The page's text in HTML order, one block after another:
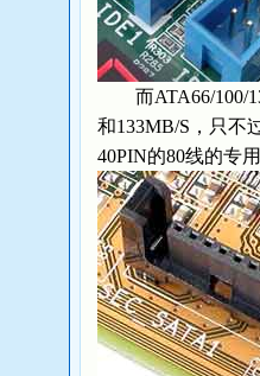
而ATA66/100/
和133MB/S，只不
40PIN的80线的专